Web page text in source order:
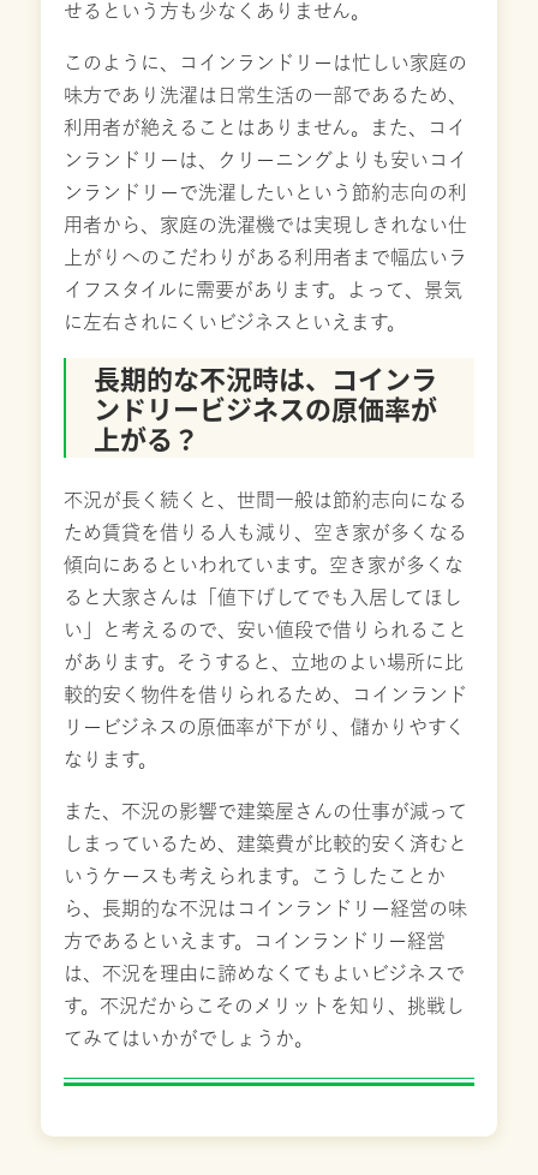
せるという方も少なくありません。
このように、コインランドリーは忙しい家庭の
味方であり洗濯は日常生活の一部であるため、
利用者が絶えることはありません。また、コイ
ンランドリーは、クリーニングよりも安いコイ
ンランドリーで洗濯したいという節約志向の利
用者から、家庭の洗濯機では実現しきれない仕
上がりへのこだわりがある利用者まで幅広いラ
イフスタイルに需要があります。よって、景気
に左右されにくいビジネスといえます。
長期的な不況時は、コインラ
ンドリービジネスの原価率が
上がる？
不況が長く続くと、世間一般は節約志向になる
ため賃貸を借りる人も減り、空き家が多くなる
傾向にあるといわれています。空き家が多くな
ると大家さんは「値下げしてでも入居してほし
い」と考えるので、安い値段で借りられること
があります。そうすると、立地のよい場所に比
較的安く物件を借りられるため、コインランド
リービジネスの原価率が下がり、儲かりやすく
なります。
また、不況の影響で建築屋さんの仕事が減って
しまっているため、建築費が比較的安く済むと
いうケースも考えられます。こうしたことか
ら、長期的な不況はコインランドリー経営の味
方であるといえます。コインランドリー経営
は、不況を理由に諦めなくてもよいビジネスで
す。不況だからこそのメリットを知り、挑戦し
てみてはいかがでしょうか。